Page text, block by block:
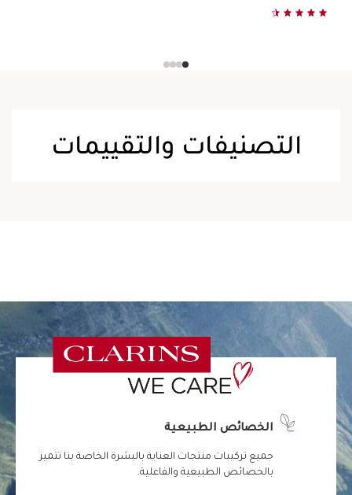
التصنيفات والتقييمات
الخصائص الطبيعية
جميع تركيبات منتجات العناية بالبشرة الخاصة بنا تتميز
بالخصائص الطبيعية والفاعلية.